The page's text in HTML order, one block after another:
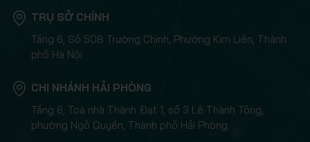
TRỤ SỞ CHÍNH
Tầng 6, Số 508 Trường Chinh, Phường Kim Liên, Thành
phố Hà Nội
CHI NHÁNH HẢI PHÒNG
Tầng 6, Toà nhà Thành Đạt 1, số 3 Lê Thành Tông,
phường Ngô Quyền, Thành phố Hải Phòng